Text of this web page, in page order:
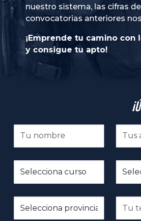
nuestro sistema, las cifras
convocatorias anteriores
¡Emprende tu camino con
y consigue tu apto!